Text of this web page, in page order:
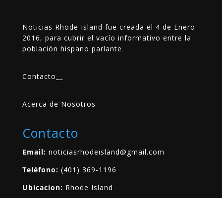
Noticias Rhode Island fue creada el 4 de Enero
2016, para cubrir el vacío informativo entre la
población hispano parlante
Contacto
Acerca de Nosotros
Contacto
Email: noticiasrhodeisland@gmail.com
Teléfono: (401) 369-1196
Ubicacion: Rhode Island